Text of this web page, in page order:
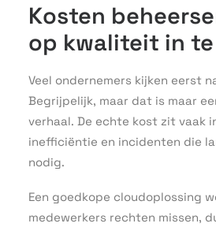
Kosten
op kwaliteit in
Veel ondernemers kijken eerst
Begrijpelijk, maar dat is maar
verhaal. De echte kost zit vaak
inefficiëntie en incidenten die
nodig.
Een goedkope cloudoplossing
medewerkers rechten missen,